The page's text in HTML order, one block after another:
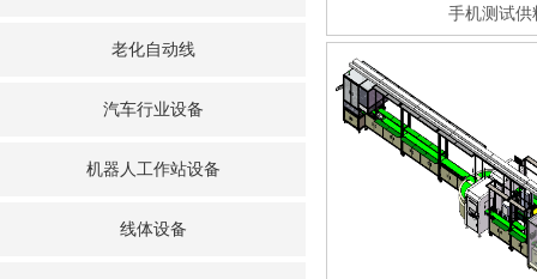
手机测试供
老化自动线
汽车行业设备
机器人工作站设备
线体设备